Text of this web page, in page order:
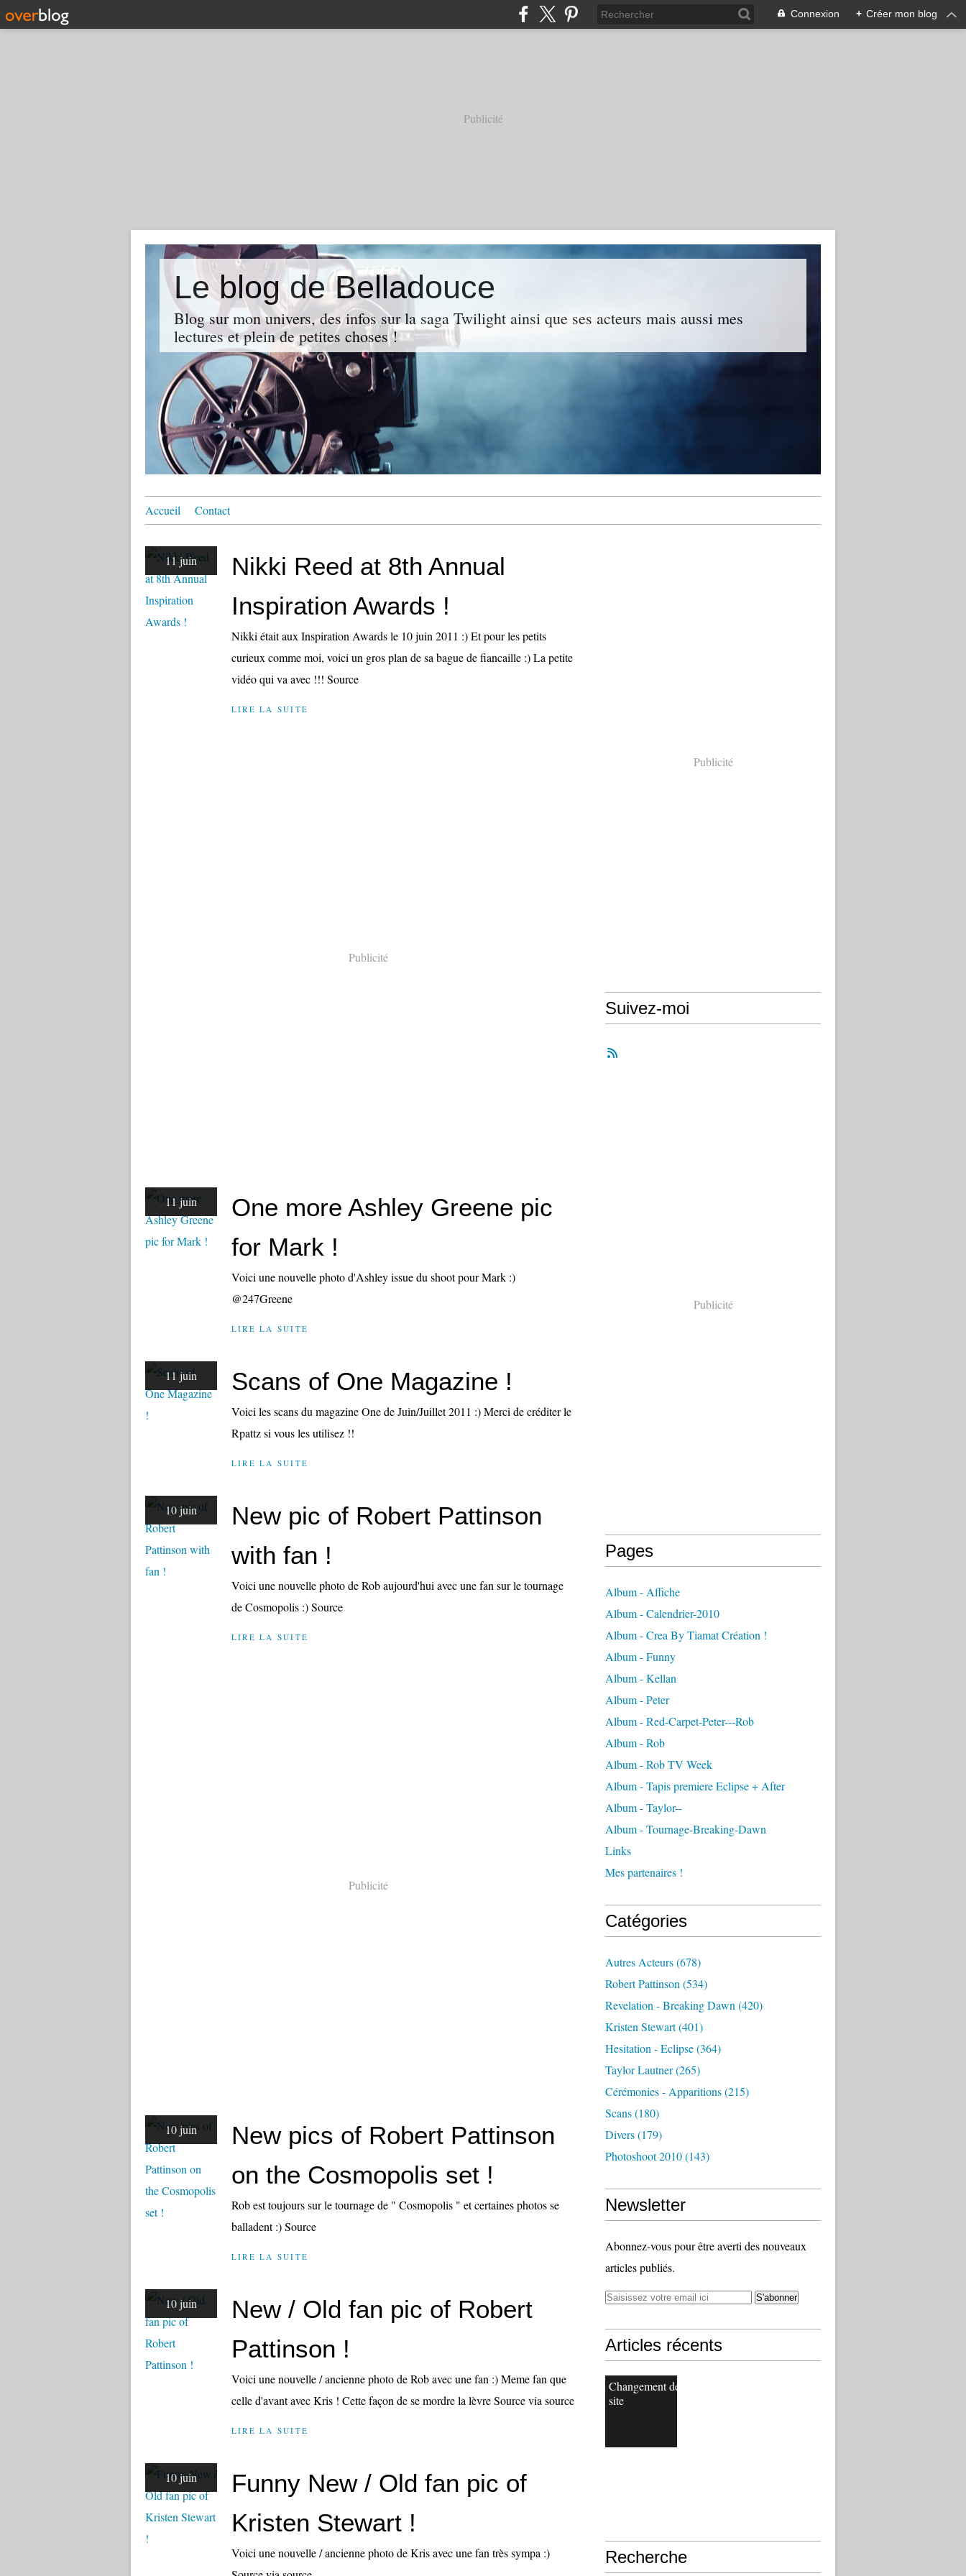
Connexion + Créer mon blog
Publicité
Le blog de Belladouce
Blog sur mon univers, des infos sur la saga Twilight ainsi que ses acteurs mais aussi mes
lectures et plein de petites choses !
Accueil Contact
11 juin
Nikki Reed at 8th Annual
Inspiration Awards !
Nikki était aux Inspiration Awards le 10 juin 2011 :) Et pour les petits
curieux comme moi, voici un gros plan de sa bague de fiancaille :) La petite
vidéo qui va avec !!! Source
LIRE LA SUITE
Publicité
11 juin
One more Ashley Greene pic
for Mark !
Voici une nouvelle photo d'Ashley issue du shoot pour Mark :)
@247Greene
LIRE LA SUITE
11 juin Scans of One Magazine !
Voici les scans du magazine One de Juin/Juillet 2011 :) Merci de créditer le
Rpattz si vous les utilisez !!
LIRE LA SUITE
10 juin
New pic of Robert Pattinson
with fan !
Voici une nouvelle photo de Rob aujourd'hui avec une fan sur le tournage
de Cosmopolis :) Source
LIRE LA SUITE
Publicité
10 juin
New pics of Robert Pattinson
on the Cosmopolis set !
Rob est toujours sur le tournage de " Cosmopolis " et certaines photos se
balladent :) Source
LIRE LA SUITE
10 juin
New / Old fan pic of Robert
Pattinson !
Voici une nouvelle / ancienne photo de Rob avec une fan :) Meme fan que
celle d'avant avec Kris ! Cette façon de se mordre la lèvre Source via source
LIRE LA SUITE
10 juin
Funny New / Old fan pic of
Kristen Stewart !
Voici une nouvelle / ancienne photo de Kris avec une fan très sympa :)
Publicité
Suivez-moi
Publicité
Pages
Album - Affiche
Album - Calendrier-2010
Album - Crea By Tiamat Création !
Album - Funny
Album - Kellan
Album - Peter
Album - Red-Carpet-Peter---Rob
Album - Rob
Album - Rob TV Week
Album - Tapis premiere Eclipse + After
Album - Taylor--
Album - Tournage-Breaking-Dawn
Links
Mes partenaires !
Catégories
Autres Acteurs(678)
Robert Pattinson (534)
Revelation - Breaking Dawn (420)
Kristen Stewart(401)
Hesitation - Eclipse(364)
Taylor Lautner(265)
Cérémonies - Apparitions(215)
Scans(180)
Divers(179)
Photoshoot 2010(143)
Newsletter
Abonnez-vous pour être averti des nouveaux
articles publiés.
Articles récents
Changement de
site
Recherche